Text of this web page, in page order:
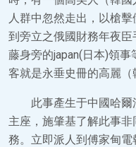
人群中忽然走出，以槍
到旁立之俄國財務年夜
藤身旁的japan(日本)領
客就是永垂史冊的高麗（
此事產生于中國哈
主座，施肇基了解此事
務。立即派人到傅家甸